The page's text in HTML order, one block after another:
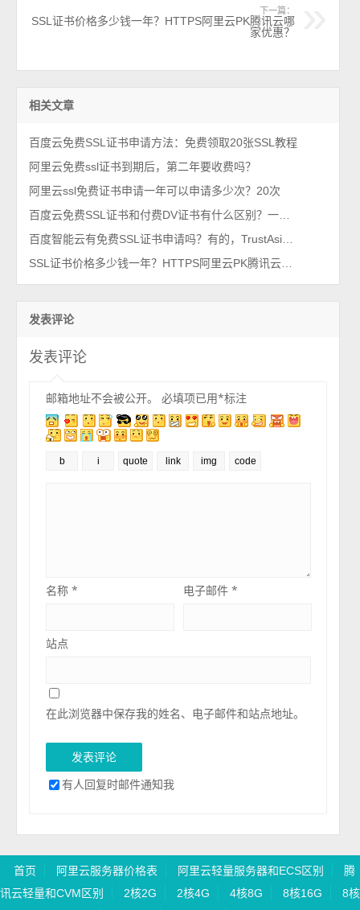
下一篇：
SSL证书价格多少钱一年？HTTPS阿里云PK腾讯云哪
家优惠？
相关文章
百度云免费SSL证书申请方法：免费领取20张SSL教程
阿里云免费ssl证书到期后，第二年要收费吗？
阿里云ssl免费证书申请一年可以申请多少次？20次
发表评论
发表评论
邮箱地址不会被公开。 必填项已用*标注
名称* 电子邮件*
站点
在此浏览器中保存我的姓名、电子邮件和站点地址。
有人回复时邮件通知我
首页 阿里云服务器价格表 阿里云轻量服务器和ECS区别
腾
讯云轻量和CVM区别
2核2G 2核4G 4核8G 8核16G
8核